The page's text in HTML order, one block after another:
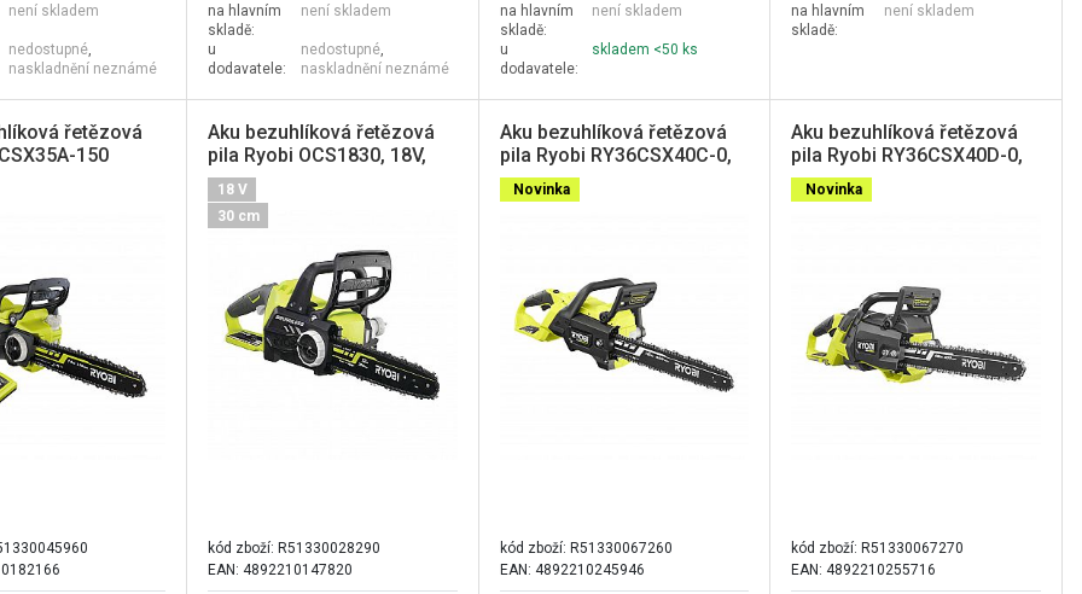
není skladem
nedostupné,
naskladnění neznámé
na hlavním
skladě:
není skladem
u
dodavatele:
nedostupné,
naskladnění neznámé
na hlavním
skladě:
není skladem
u
dodavatele:
skladem <50 ks
na hlavním
skladě:
není skladem
řetězová
150
35cm
Aku bezuhlíková řetězová
pila Ryobi OCS1830, 18V,
30cm
18 V
30 cm
kód zboží: R51330028290
EAN: 4892210147820
Aku bezuhlíková řetězová
pila Ryobi RY36CSX40C-0,
Max power, 40cm
Novinka
kód zboží: R51330067260
EAN: 4892210245946
Aku bezuhlíková řetězová
pila Ryobi RY36CSX40D-0,
Max power, 40cm
Novinka
kód zboží: R51330067270
EAN: 4892210255716